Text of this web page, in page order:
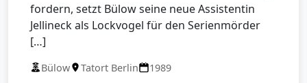
fordern, setzt Bülow seine neue Assistentin
Jellineck als Lockvogel für den Serienmörder
[…]
Bülow Tatort Berlin 1989